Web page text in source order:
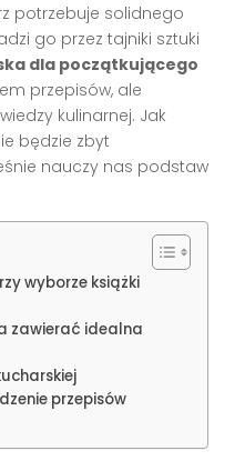
potrzebuje solidnego
go przez tajniki sztuki
dla początkującego
przepisów, ale
kulinarnej. Jak
będzie zbyt
nauczy nas podstaw
wyborze książki
zawierać idealna
przepisów